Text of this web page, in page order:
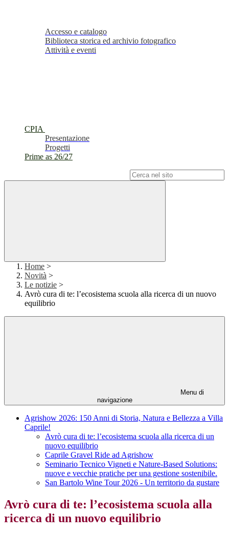
Accesso e catalogo
Biblioteca storica ed archivio fotografico
Attività e eventi
CPIA
Presentazione
Progetti
Prime as 26/27
Home >
Novità >
Le notizie >
Avrò cura di te: l’ecosistema scuola alla ricerca di un nuovo
equilibrio
Menu di
navigazione
Agrishow 2026: 150 Anni di Storia, Natura e Bellezza a Villa
Caprile!
Avrò cura di te: l’ecosistema scuola alla ricerca di un
nuovo equilibrio
Caprile Gravel Ride ad Agrishow
Seminario Tecnico Vigneti e Nature-Based Solutions:
nuove e vecchie pratiche per una gestione sostenibile.
San Bartolo Wine Tour 2026 - Un territorio da gustare
Avrò cura di te: l’ecosistema scuola alla
ricerca di un nuovo equilibrio